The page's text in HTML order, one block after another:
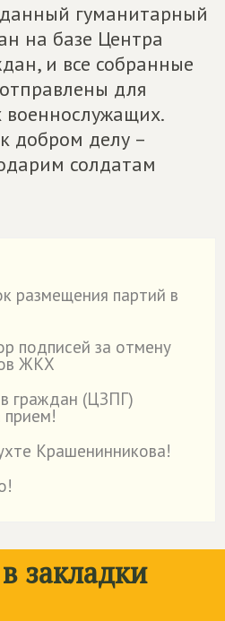
гуманитарный
на базе Центра
и все собранные
для
добром делу –
солдатам
размещения партий в
подписей за отмену
ЖКХ
граждан (ЦЗПГ)
прием!
Крашенинникова!
закладки